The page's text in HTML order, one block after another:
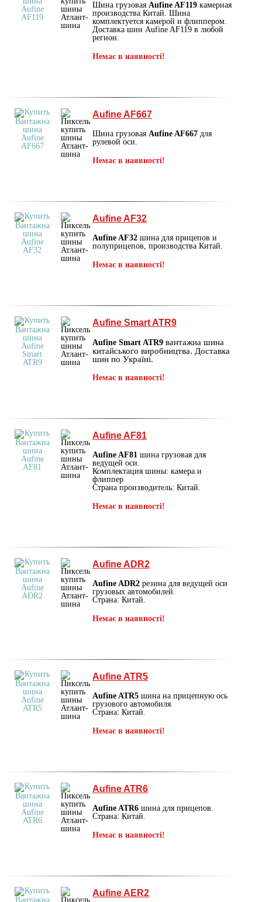
Шина грузовая Aufine AF119 камерная
производства Китай. Шина
комплектуется камерой и флиппером.
Доставка шин Aufine AF119 в любой
регион.
Немає в наявності!
Aufine AF667
Шина грузовая Aufine AF667 для
рулевой оси.
Немає в наявності!
Aufine AF32
Aufine AF32 шина для прицепов и
полуприцепов, производства Китай.
Немає в наявності!
Aufine Smart ATR9
Aufine Smart ATR9 вантажна шина
китайського виробництва. Доставка
шин по Україні.
Немає в наявності!
Aufine AF81
Aufine AF81 шина грузовая для
ведущей оси.
Комплектация шины: камера и
флиппер.
Страна производитель: Китай.
Немає в наявності!
Aufine ADR2
Aufine ADR2 резина для ведущей оси
грузовых автомобилей.
Страна: Китай.
Немає в наявності!
Aufine ATR5
Aufine ATR5 шина на прицепную ось
грузового автомобиля.
Страна: Китай.
Немає в наявності!
Aufine ATR6
Aufine ATR6 шина для прицепов.
Страна: Китай.
Немає в наявності!
Aufine AER2